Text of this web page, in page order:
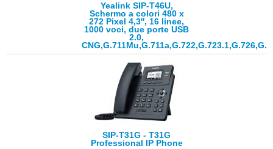
Yealink SIP-T46U,
Schermo a colori 480 x
272 Pixel 4,3'', 16 linee,
1000 voci, due porte USB
2.0,
SIP-T31G - T31G
Professional IP Phone